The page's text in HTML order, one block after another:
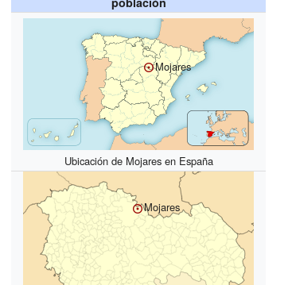
Mojares
Ubicación de Mojares en España
Mojares